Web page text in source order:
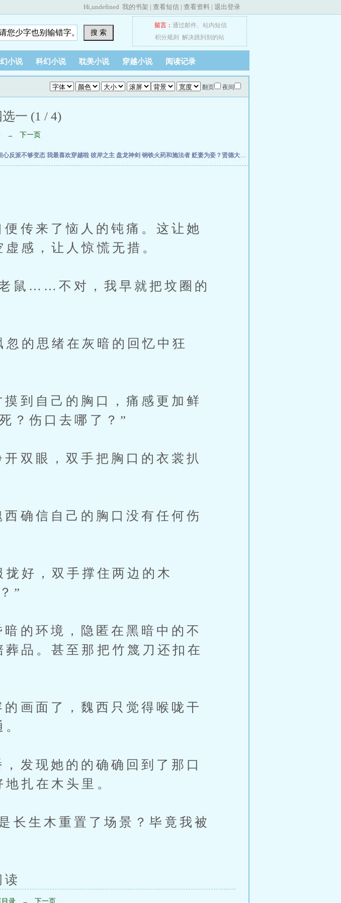
Hi,undefined 我的书架 | 查看短信 | 查看资料 | 退出登录
搜 索
留言： 通过邮件、 站内短信
积分规则
解决跳到别的站
小说 科幻小说 耽美小说 穿越小说 阅读记录
翻页 夜间
一 (1 / 4)
→ 下一页
心反派不够变态 我最喜欢穿越啦 彼岸之主 盘龙神剑 钢铁火药和施法者 贬妻为妾？贤德大妇她掀桌了
来了恼人的钝痛。这让她
感，让人惊慌无措。
……不对，我早就把坟圈的
思绪在灰暗的回忆中狂
自己的胸口，痛感更加鲜
？伤口去哪了？”
眼，双手把胸口的衣裳扒
信自己的胸口没有任何伤
，双手撑住两边的木
”
环境，隐匿在黑暗中的不
品。甚至那把竹篾刀还扣在
面了，魏西只觉得喉咙干
现她的的确确回到了那口
扎在木头里。
生木重置了场景？毕竟我被
目录 → 下一页